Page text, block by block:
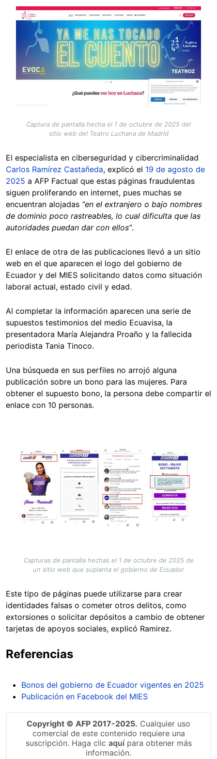
Image
Captura de pantalla hecha el 1 de octubre de 2025 del
sitio web del Teatro Luchana de Madrid
El especialista en ciberseguridad y cibercriminalidad
Carlos Ramírez Castañeda, explicó el 19 de agosto de
2025 a AFP Factual que estas páginas fraudulentas
siguen proliferando en internet, pues muchas se
encuentran alojadas “en el extranjero o bajo nombres
de dominio poco rastreables, lo cual dificulta que las
autoridades puedan dar con ellos”.
El enlace de otra de las publicaciones llevó a un sitio
web en el que aparecen el logo del gobierno de
Ecuador y del MIES solicitando datos como situación
laboral actual, estado civil y edad.
Al completar la información aparecen una serie de
supuestos testimonios del medio Ecuavisa, la
presentadora María Alejandra Proaño y la fallecida
periodista Tania Tinoco.
Una búsqueda en sus perfiles no arrojó alguna
publicación sobre un bono para las mujeres. Para
obtener el supuesto bono, la persona debe compartir el
enlace con 10 personas.
Capturas de pantalla hechas el 1 de octubre de 2025 de
un sitio web que suplanta el gobierno de Ecuador
Este tipo de páginas puede utilizarse para crear
identidades falsas o cometer otros delitos, como
extorsiones o solicitar depósitos a cambio de obtener
tarjetas de apoyos sociales, explicó Ramirez.
Referencias
Bonos del gobierno de Ecuador vigentes en 2025
Publicación en Facebook del MIES
Copyright © AFP 2017-2025. Cualquier uso
comercial de este contenido requiere una
suscripción. Haga clic aquípara obtener más
información.